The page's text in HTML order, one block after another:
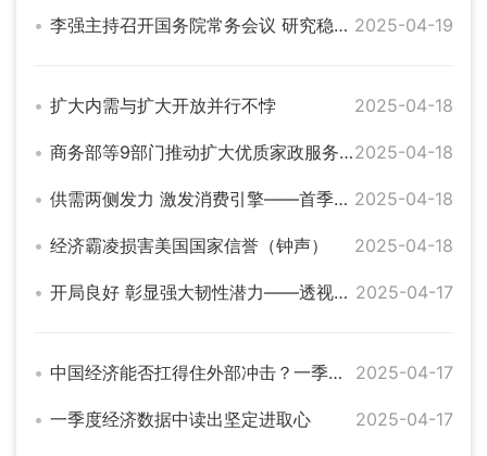
李强主持召开国务院常务会议 研究稳就业稳经济推动高质量发展的若干举措等 2025-04-19
扩大内需与扩大开放并行不悖 2025-04-18
商务部等9部门推动扩大优质家政服务供给2025-04-18
供需两侧发力 激发消费引擎——首季中国经济一线调研报告之一 2025-04-18
经济霸凌损害美国国家信誉（钟声） 2025-04-18
开局良好 彰显强大韧性潜力——透视首季中国经济成绩单 2025-04-17
中国经济能否扛得住外部冲击？一季度数据给出答案 2025-04-17
一季度经济数据中读出坚定进取心 2025-04-17